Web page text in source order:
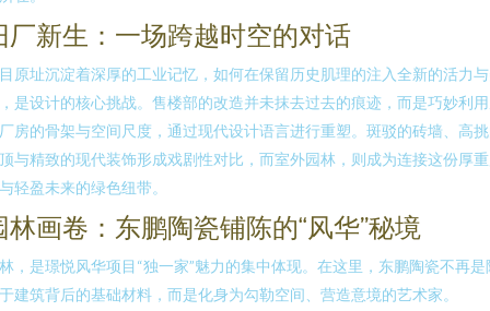
厂新生：一场跨越时空的对话
原址沉淀着深厚的工业记忆，如何在保留历史肌理的注入全新的活力
是设计的核心挑战。售楼部的改造并未抹去过去的痕迹，而是巧妙利
房的骨架与空间尺度，通过现代设计语言进行重塑。斑驳的砖墙、高
与精致的现代装饰形成戏剧性对比，而室外园林，则成为连接这份厚
轻盈未来的绿色纽带。
林画卷：东鹏陶瓷铺陈的“风华”秘境
，是璟悦风华项目“独一家”魅力的集中体现。在这里，东鹏陶瓷不再是
建筑背后的基础材料，而是化身为勾勒空间、营造意境的艺术家。